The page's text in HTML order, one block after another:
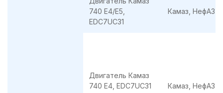
740 Е4/E5,
EDC7UC31
Камаз, НефАЗ
Двигатель Камаз
740 Е4, EDC7UC31
Камаз, НефАЗ